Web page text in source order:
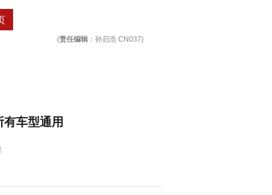
(责任编辑 ：孙启浩 CN037)
车型通用